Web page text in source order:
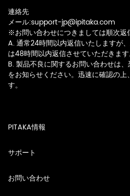
連絡先
メール:support-jp@ipitaka.com
※お問い合わせにつきましては順次返
A. 通常24時間以内返信いたしますが
は48時間以内返信させていただきます
B. 製品不良に関するお問い合わせは
をお知らせください。迅速に確認の上
す。
PITAKA情報
サポート
お問い合わせ